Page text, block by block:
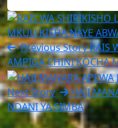
Previous StoryRAIS
AMPIGA CHINI KOCHA
Next Story
HAJI
NDANI YA SIMBA